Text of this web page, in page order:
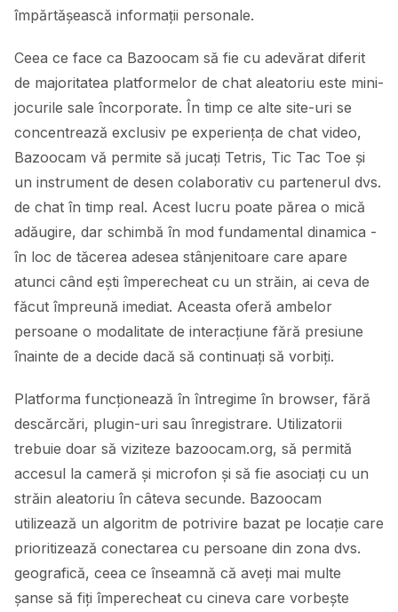
împărtășească informații personale.
Ceea ce face ca Bazoocam să fie cu adevărat diferit
de majoritatea platformelor de chat aleatoriu este mini-
jocurile sale încorporate. În timp ce alte site-uri se
concentrează exclusiv pe experiența de chat video,
Bazoocam vă permite să jucați Tetris, Tic Tac Toe și
un instrument de desen colaborativ cu partenerul dvs.
de chat în timp real. Acest lucru poate părea o mică
adăugire, dar schimbă în mod fundamental dinamica -
în loc de tăcerea adesea stânjenitoare care apare
atunci când ești împerecheat cu un străin, ai ceva de
făcut împreună imediat. Aceasta oferă ambelor
persoane o modalitate de interacțiune fără presiune
înainte de a decide dacă să continuați să vorbiți.
Platforma funcționează în întregime în browser, fără
descărcări, plugin-uri sau înregistrare. Utilizatorii
trebuie doar să viziteze bazoocam.org, să permită
accesul la cameră și microfon și să fie asociați cu un
străin aleatoriu în câteva secunde. Bazoocam
utilizează un algoritm de potrivire bazat pe locație care
prioritizează conectarea cu persoane din zona dvs.
geografică, ceea ce înseamnă că aveți mai multe
șanse să fiți împerecheat cu cineva care vorbește